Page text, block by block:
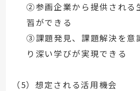
②参画企業から提供される
習ができる
③課題発見、課題解決を意
り深い学びが実現できる
（5）想定される活用機会